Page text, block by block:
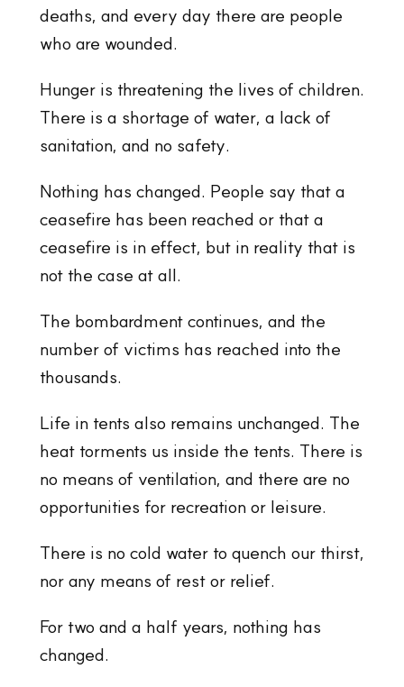
deaths, and every day there are people
who are wounded.
Hunger is threatening the lives of children.
There is a shortage of water, a lack of
sanitation, and no safety.
Nothing has changed. People say that a
ceasefire has been reached or that a
ceasefire is in effect, but in reality that is
not the case at all.
The bombardment continues, and the
number of victims has reached into the
thousands.
Life in tents also remains unchanged. The
heat torments us inside the tents. There is
no means of ventilation, and there are no
opportunities for recreation or leisure.
There is no cold water to quench our thirst,
nor any means of rest or relief.
For two and a half years, nothing has
changed.